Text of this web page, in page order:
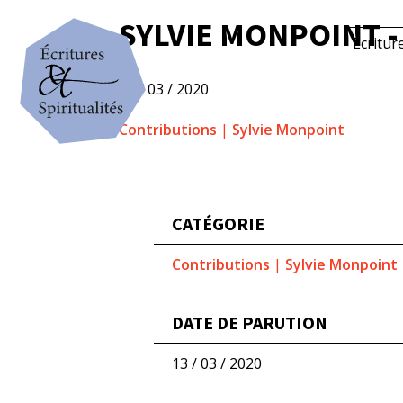
SYLVIE MONPOINT
13 / 03 / 2020
Contributions | Sylvie Monpoint
CATÉGORIE
Contributions | Sylvie Monpoint
DATE DE PARUTION
13 / 03 / 2020